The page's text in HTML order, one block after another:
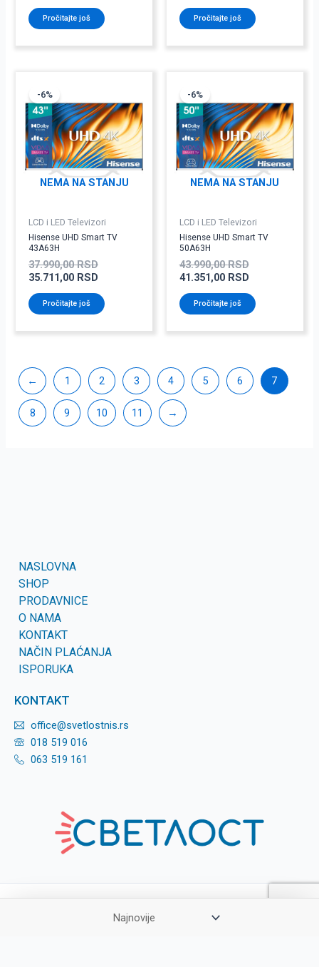
Pročitajte još Pročitajte još
NEMA NA STANJU
-6%
LCD i LED Televizori
Hisense UHD Smart TV
43A63H
37.990,00RSD
je
bila:
37.990,00 RSD.
35.711,00 RSD
je:
35.711,00 RSD.
Pročitajte još
NEMA NA STANJU
-6%
LCD i LED Televizori
Hisense UHD Smart TV
50A63H
43.990,00RSD
je
bila:
43.990,00
41.351,00 RSD
je:
41.351,00
Pročitajte još
← 1 2 3 4 5 6 7
8 9 10 11 →
NASLOVNA
SHOP
PRODAVNICE
O NAMA
KONTAKT
NAČIN PLAĆANJA
ISPORUKA
KONTAKT
office@svetlostnis.rs
018 519 016
063 519 161